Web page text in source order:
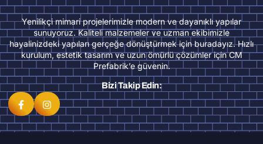
Yenilikçi mimari projelerimizle modern ve dayanıklı yapılar
sunuyoruz. Kaliteli malzemeler ve uzman ekibimizle
hayalinizdeki yapıları gerçeğe dönüştürmek için buradayız. Hızlı
kurulum, estetik tasarım ve uzun ömürlü çözümler için CM
Prefabrik’e güvenin.
Bizi Takip Edin: